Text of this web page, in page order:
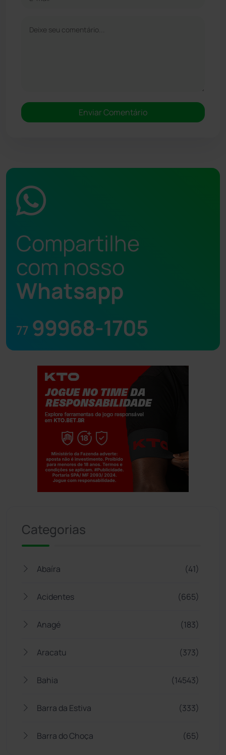
Compartilhe
com nosso
Whatsapp
77 99968-1705
Categorias
Abaíra (41)
Acidentes (665)
Anagé (183)
Aracatu (373)
Bahia (14543)
Barra da Estiva (333)
Barra do Choça (65)